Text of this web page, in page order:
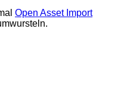
Open Asset Import